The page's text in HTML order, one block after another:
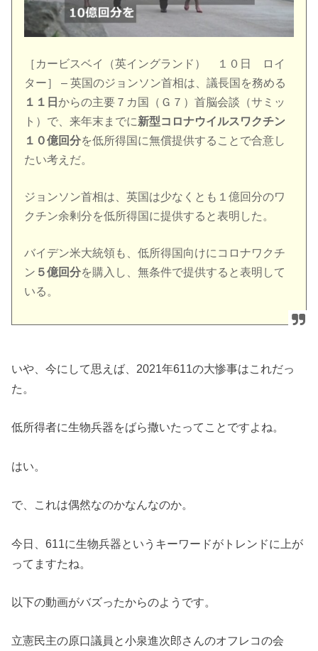
［カービスベイ（英イングランド） １０日 ロイ
ター］ – 英国のジョンソン首相は、議長国を務める
１１日からの主要７カ国（Ｇ７）首脳会談（サミッ
ト）で、来年末までに新型コロナウイルスワクチン
１０億回分を低所得国に無償提供することで合意し
たい考えだ。
ジョンソン首相は、英国は少なくとも１億回分のワ
クチン余剰分を低所得国に提供すると表明した。
バイデン米大統領も、低所得国向けにコロナワクチ
ン ５億回分を購入し、無条件で提供すると表明して
いる。
いや、今にして思えば、2021年611の大惨事はこれだっ
た。
低所得者に生物兵器をばら撒いたってことですよね。
はい。
で、これは偶然なのかなんなのか。
今日、611に生物兵器というキーワードがトレンドに上が
ってますたね。
以下の動画がバズったからのようです。
立憲民主の原口議員と小泉進次郎さんのオフレコの会